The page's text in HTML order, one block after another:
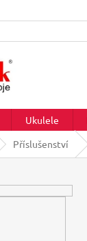
Ukulele
Příslušenství